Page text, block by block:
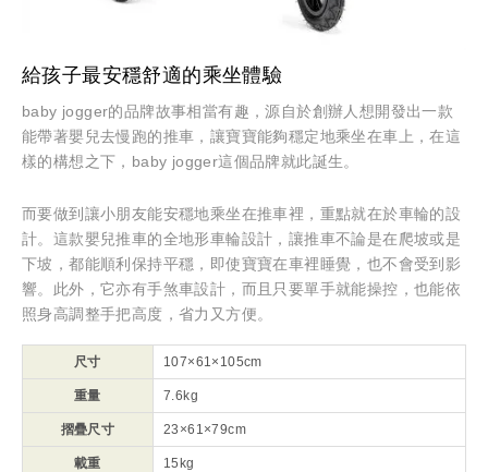
給孩子最安穩舒適的乘坐體驗
baby jogger的品牌故事相當有趣，源自於創辦人想開發出一款
能帶著嬰兒去慢跑的推車，讓寶寶能夠穩定地乘坐在車上，在這
樣的構想之下，baby jogger這個品牌就此誕生。
而要做到讓小朋友能安穩地乘坐在推車裡，重點就在於車輪的設
計。這款嬰兒推車的全地形車輪設計，讓推車不論是在爬坡或是
下坡，都能順利保持平穩，即使寶寶在車裡睡覺，也不會受到影
響。此外，它亦有手煞車設計，而且只要單手就能操控，也能依
照身高調整手把高度，省力又方便。
尺寸 107×61×105cm
重量 7.6kg
摺疊尺寸 23×61×79cm
載重 15kg